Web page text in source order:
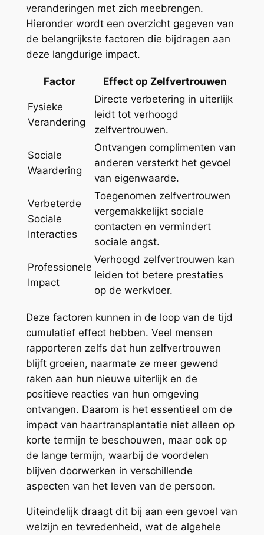
veranderingen met zich meebrengen.
Hieronder wordt een overzicht gegeven van
de belangrijkste factoren die bijdragen aan
deze langdurige impact.
Factor Effect op Zelfvertrouwen
Fysieke
Verandering
Directe verbetering in uiterlijk
leidt tot verhoogd
zelfvertrouwen.
Sociale
Waardering
Ontvangen complimenten van
anderen versterkt het gevoel
van eigenwaarde.
Verbeterde
Sociale
Interacties
Toegenomen zelfvertrouwen
vergemakkelijkt sociale
contacten en vermindert
sociale angst.
Professionele
Impact
Verhoogd zelfvertrouwen kan
leiden tot betere prestaties
op de werkvloer.
Deze factoren kunnen in de loop van de tijd
cumulatief effect hebben. Veel mensen
rapporteren zelfs dat hun zelfvertrouwen
blijft groeien, naarmate ze meer gewend
raken aan hun nieuwe uiterlijk en de
positieve reacties van hun omgeving
ontvangen. Daarom is het essentieel om de
impact van haartransplantatie niet alleen op
korte termijn te beschouwen, maar ook op
de lange termijn, waarbij de voordelen
blijven doorwerken in verschillende
aspecten van het leven van de persoon.
Uiteindelijk draagt dit bij aan een gevoel van
welzijn en tevredenheid, wat de algehele